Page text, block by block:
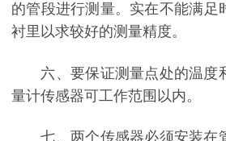
的管段进行测量。实在不能满足
衬里以求较好的测量精度。
六、要保证测量点处的温度
量计传感器可工作范围以内。
七、两个传感器必须安装在